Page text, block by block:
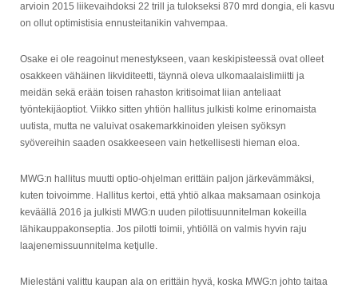
arvioin 2015 liikevaihdoksi 22 trill ja tulokseksi 870 mrd dongia, eli kasvu
on ollut optimistisia ennusteitanikin vahvempaa.
Osake ei ole reagoinut menestykseen, vaan keskipisteessä ovat olleet
osakkeen vähäinen likviditeetti, täynnä oleva ulkomaalaislimiitti ja
meidän sekä erään toisen rahaston kritisoimat liian anteliaat
työntekijäoptiot. Viikko sitten yhtiön hallitus julkisti kolme erinomaista
uutista, mutta ne valuivat osakemarkkinoiden yleisen syöksyn
syövereihin saaden osakkeeseen vain hetkellisesti hieman eloa.
MWG:n hallitus muutti optio-ohjelman erittäin paljon järkevämmäksi,
kuten toivoimme. Hallitus kertoi, että yhtiö alkaa maksamaan osinkoja
keväällä 2016 ja julkisti MWG:n uuden pilottisuunnitelman kokeilla
lähikauppakonseptia. Jos pilotti toimii, yhtiöllä on valmis hyvin raju
laajenemissuunnitelma ketjulle.
Mielestäni valittu kaupan ala on erittäin hyvä, koska MWG:n johto taitaa